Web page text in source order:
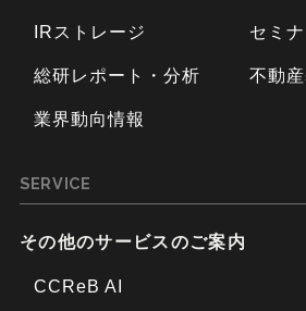
IRストレージ
総研レポート・分析
業界動向情報
セミ
不動
SERVICE
その他のサービスのご案内
CCReB AI